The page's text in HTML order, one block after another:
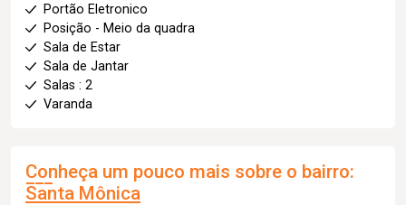
Portão Eletronico
Posição - Meio da quadra
Sala de Estar
Sala de Jantar
Salas : 2
Varanda
Conheça um pouco mais sobre o bairro:
Santa Mônica